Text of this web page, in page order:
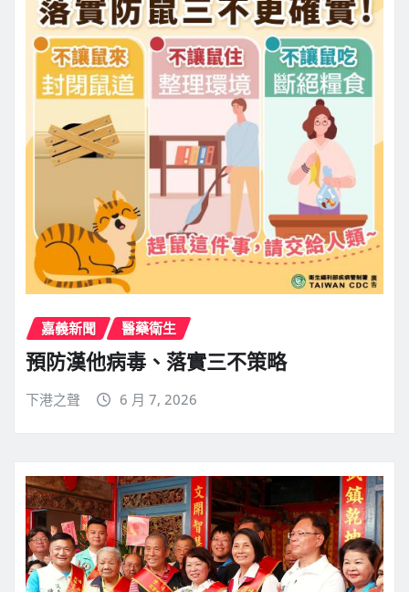
嘉義新聞 醫藥衛生
預防漢他病毒、落實三不策略
下港之聲 6 月 7, 2026